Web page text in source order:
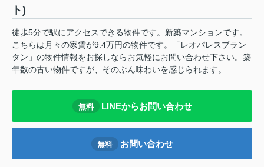
ト)
徒歩5分で駅にアクセスできる物件です。新築マンションです。
こちらは月々の家賃が9.4万円の物件です。「レオパレスプラン
タン」の物件情報をお探しならお気軽にお問い合わせ下さい。築
年数の古い物件ですが、そのぶん味わいを感じられます。
無料 LINEからお問い合わせ
無料 お問い合わせ